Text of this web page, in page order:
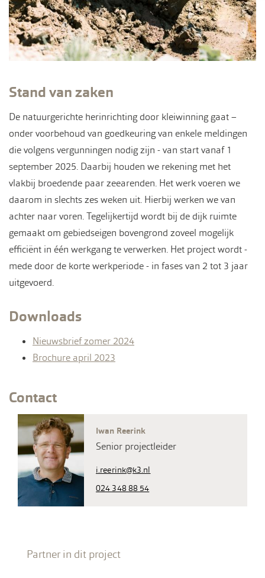
Stand van zaken
De natuurgerichte herinrichting door kleiwinning gaat –
onder voorbehoud van goedkeuring van enkele meldingen
die volgens vergunningen nodig zijn - van start vanaf 1
september 2025. Daarbij houden we rekening met het
vlakbij broedende paar zeearenden. Het werk voeren we
daarom in slechts zes weken uit. Hierbij werken we van
achter naar voren. Tegelijkertijd wordt bij de dijk ruimte
gemaakt om gebiedseigen bovengrond zoveel mogelijk
efficiënt in één werkgang te verwerken. Het project wordt -
mede door de korte werkperiode - in fases van 2 tot 3 jaar
uitgevoerd.
Downloads
Nieuwsbrief zomer 2024
Brochure april 2023
Contact
Iwan Reerink
Senior projectleider
i.reerink@k3.nl
024 348 88 54
Partner in dit project